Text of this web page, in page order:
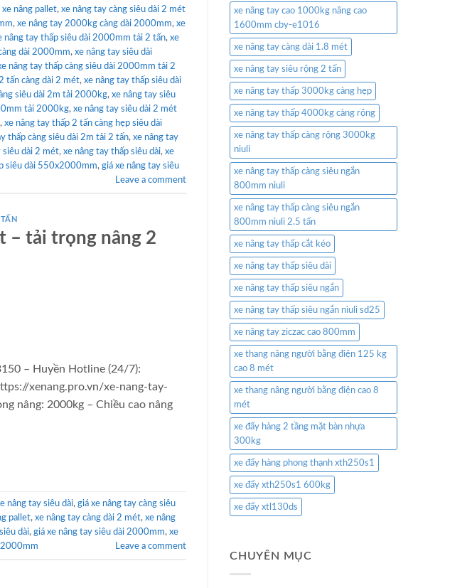
xe nâng pallet, xe nâng tay càng siêu dài 2 mét
, xe nâng tay 2000kg càng dài 2000mm, xe
nâng tay thấp siêu dài 2000mm tải 2 tấn, xe
dài 2000mm, xe nâng tay siêu dài
nâng tay thấp càng siêu dài 2000mm tải 2
tấn càng dài 2 mét, xe nâng tay thấp siêu dài
siêu dài 2m tải 2000kg, xe nâng tay siêu
tải 2000kg, xe nâng tay siêu dài 2 mét
, xe nâng tay thấp 2 tấn càng hẹp siêu dài
thấp càng siêu dài 2m tải 2 tấn, xe nâng tay
siêu dài 2 mét, xe nâng tay thấp siêu dài, xe
siêu dài 550x2000mm, giá xe nâng tay siêu
Leave a comment
– tải trọng nâng 2
– Huyền Hotline (24/7):
xenang.pro.vn/xe-nang-tay-
nâng: 2000kg – Chiều cao nâng
nâng tay siêu dài, giá xe nâng tay càng siêu
pallet, xe nâng tay càng dài 2 mét, xe nâng
dài, giá xe nâng tay siêu dài 2000mm, xe
Leave a comment
xe nâng tay cao 1000kg nâng cao
1600mm cby-e1016
xe nâng tay càng dài 1.8 mét
xe nâng tay siêu rộng 2 tấn
xe nâng tay thấp 3000kg càng hẹp
xe nâng tay thấp 4000kg càng rộng
xe nâng tay thấp càng rộng 3000kg
niuli
xe nâng tay thấp càng siêu ngắn
800mm niuli
xe nâng tay thấp càng siêu ngắn
800mm niuli 2.5 tấn
xe nâng tay thấp cắt kéo
xe nâng tay thấp siêu dài
xe nâng tay thấp siêu ngắn
xe nâng tay thấp siêu ngắn niuli sd25
xe nâng tay ziczac cao 800mm
xe thang nâng người bằng điện 125 kg
cao 8 mét
xe thang nâng người bằng điện cao 8
mét
xe đẩy hàng 2 tầng mặt bàn nhựa
300kg
xe đẩy hàng phong thạnh xth250s1
xe đẩy xth250s1 600kg
xe đẩy xtl130ds
CHUYÊN MỤC